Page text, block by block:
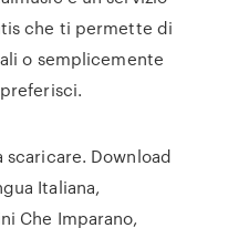
che ti permette di
o semplicemente
scaricare. Download
Italiana,
Che Imparano,